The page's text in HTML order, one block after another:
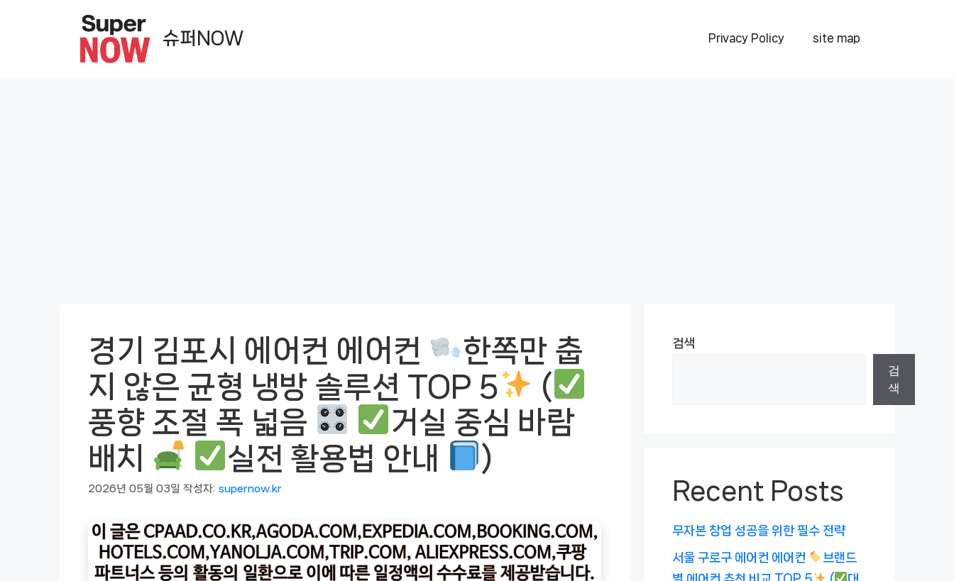
슈퍼NOW Privacy Policy site map
경기 김포시 에어컨 에어컨
한쪽만 춥
지 않은 균형 냉방 솔루션 TOP 5
(
풍향 조절 폭 넓음
거실 중심 바람
배치
실전 활용법 안내 )
2026년 05월 03일 작성자: supernow.kr
검색
검
색
Recent Posts
무자본 창업 성공을 위한 필수 전략
서울 구로구 에어컨 에어컨
브랜드